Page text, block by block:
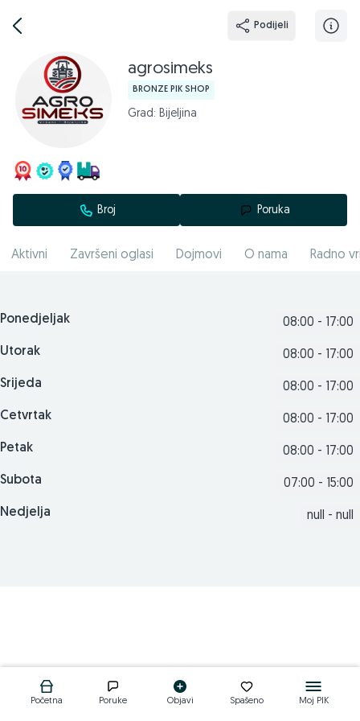
Podijeli
agrosimeks
BRONZE PIK SHOP
Grad: Bijeljina
Broj Poruka
Aktivni Završeni oglasi Dojmovi O nama Radno
Ponedjeljak 08:00 - 17:00
Utorak 08:00 - 17:00
Srijeda 08:00 - 17:00
Cetvrtak 08:00 - 17:00
Petak 08:00 - 17:00
Subota 07:00 - 15:00
Nedjelja null - null
Početna Poruke Objavi Spašeno Moj PIK